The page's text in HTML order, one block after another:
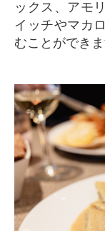
ックス、アモ
イッチやマカ
むことができま